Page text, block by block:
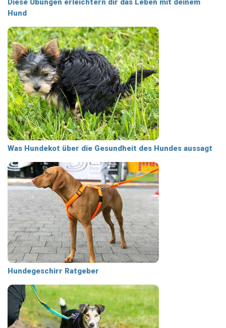
Diese Übungen erleichtern dir das Leben mit deinem
Hund
Was Hundekot über die Gesundheit des Hundes aussagt
Hundegeschirr Ratgeber